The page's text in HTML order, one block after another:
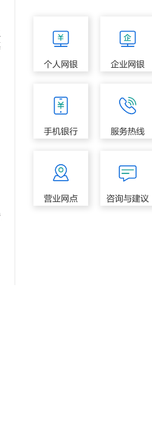
个人网银 企业网银
手机银行 服务热线
营业网点 咨询与建议